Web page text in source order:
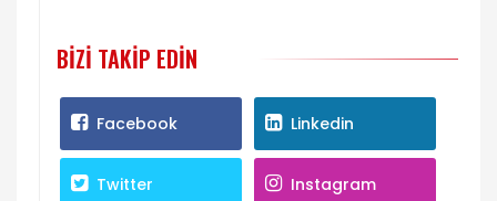
BIZI TAKIP EDIN
Facebook Linkedin
Twitter Instagram